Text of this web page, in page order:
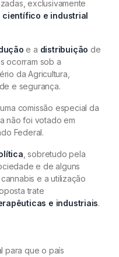
exclusivamente
científico e industrial
e a distribuição de
ocorram sob a
da Agricultura,
e segurança.
comissão especial da
não foi votado em
Federal.
, sobretudo pela
e de alguns
e a utilização
trate
e industriais.
para que o país